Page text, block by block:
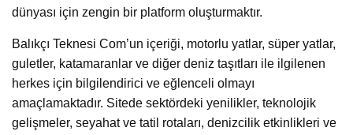
dünyası için zengin bir platform oluşturmaktır.
Balıkçı Teknesi Com’un içeriği, motorlu yatlar, süper yatlar,
guletler, katamaranlar ve diğer deniz taşıtları ile ilgilenen
herkes için bilgilendirici ve eğlenceli olmayı
amaçlamaktadır. Sitede sektördeki yenilikler, teknolojik
gelişmeler, seyahat ve tatil rotaları, denizcilik etkinlikleri ve